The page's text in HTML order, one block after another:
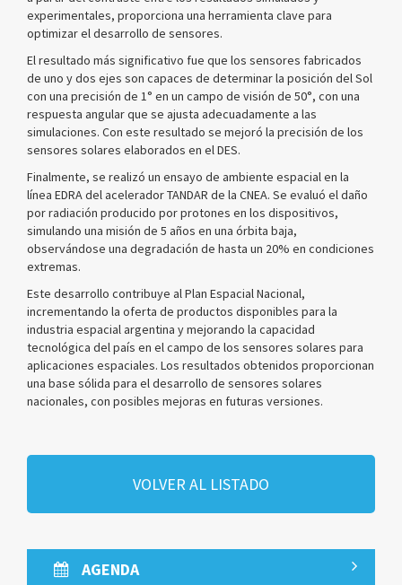
experimentales, proporciona una herramienta clave para
optimizar el desarrollo de sensores.
El resultado más significativo fue que los sensores fabricados
de uno y dos ejes son capaces de determinar la posición del Sol
con una precisión de 1° en un campo de visión de 50°, con una
respuesta angular que se ajusta adecuadamente a las
simulaciones. Con este resultado se mejoró la precisión de los
sensores solares elaborados en el DES.
Finalmente, se realizó un ensayo de ambiente espacial en la
línea EDRA del acelerador TANDAR de la CNEA. Se evaluó el daño
por radiación producido por protones en los dispositivos,
simulando una misión de 5 años en una órbita baja,
observándose una degradación de hasta un 20% en condiciones
extremas.
Este desarrollo contribuye al Plan Espacial Nacional,
incrementando la oferta de productos disponibles para la
industria espacial argentina y mejorando la capacidad
tecnológica del país en el campo de los sensores solares para
aplicaciones espaciales. Los resultados obtenidos proporcionan
una base sólida para el desarrollo de sensores solares
nacionales, con posibles mejoras en futuras versiones.
VOLVER AL LISTADO
AGENDA